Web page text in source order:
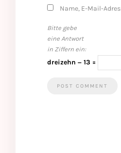
Name, E-Mail-
Bitte gebe
eine Antwort
in Ziffern ein:
dreizehn − 13 =